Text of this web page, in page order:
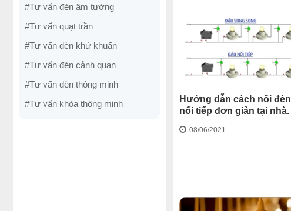
#Tư vấn đèn âm tường
#Tư vấn quạt trần
#Tư vấn đèn khử khuẩn
#Tư vấn đèn cảnh quan
#Tư vấn đèn thông minh
#Tư vấn khóa thông minh
Hướng dẫn cách nối đèn
nối tiếp đơn giản tại nhà.
08/06/2021